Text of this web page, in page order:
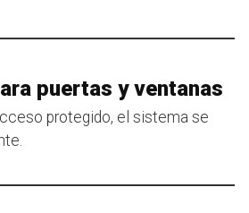
puertas y ventanas
protegido, el sistema se